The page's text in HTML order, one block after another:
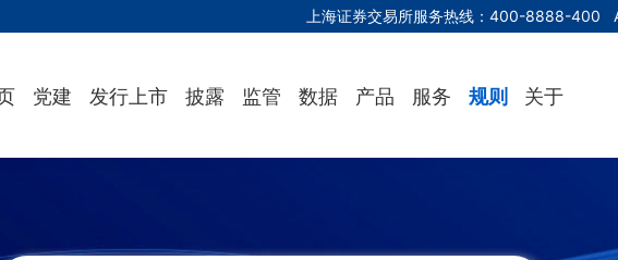
上海证券交易所服务热线： 400-8888-400
党建 发行上市 披露 监管 数据 产品 服务 规则 关于